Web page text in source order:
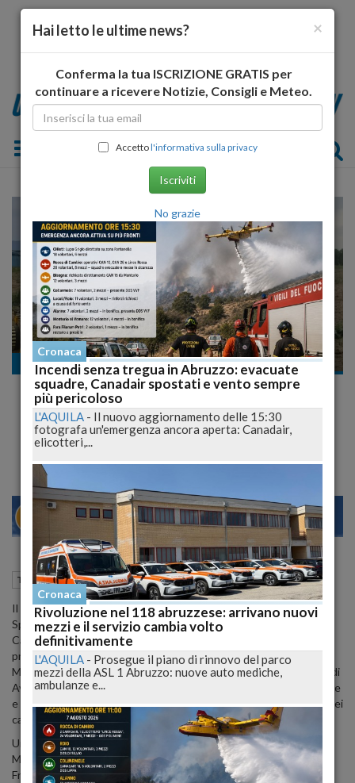
Toggle navigation
Tecnologia
Innovazione in Agricoltura: Inventato
Robot per Estirpare Piante Infestanti nel
Fucino
MILANO 28 30
Tecnologia Avezzano (AQ) 01 Giugno 2024 12:41
Il progetto M.A.R.S.I. (Mechatronics and Automation for Removal
Species that Infest) dell'ITS Academy Lanciano è tra i finalisti ai
Campionati di Automazione Siemens 2024 a Milano. Questo
prototipo di robot, sviluppato dagli studenti dell'ITS Sistema
Meccanica e Informatica di Lanciano e del Corso di Meccatronica di
Avezzano, utilizza tecnologie avanzate di PLC, intelligenza artificiale
e visione artificiale per individuare ed estirpare piante infestanti nei
campi agricoli della valle del Fucino.
Una delegazione composta da Giulia Colizza, Mykola Kozakov,
Marco Franchi e Maria Rosaria Ianni, accompagnata dal docente
Francesco Vacca, presenterà il progetto al Centro Tecnologico
×
Hai letto le ultime news?
Conferma la tua ISCRIZIONE GRATIS per
continuare a ricevere Notizie, Consigli e Meteo.
Accettol'informativa sulla privacy
Iscriviti
No grazie
Cronaca
Incendi senza tregua in Abruzzo: evacuate
squadre, Canadair spostati e vento sempre
più pericoloso
L'AQUILA - Il nuovo aggiornamento delle 15:30
fotografa un'emergenza ancora aperta: Canadair,
elicotteri,...
Cronaca
Rivoluzione nel 118 abruzzese: arrivano nuovi
mezzi e il servizio cambia volto
definitivamente
L'AQUILA - Prosegue il piano di rinnovo del parco
mezzi della ASL 1 Abruzzo: nuove auto mediche,
ambulanze e...